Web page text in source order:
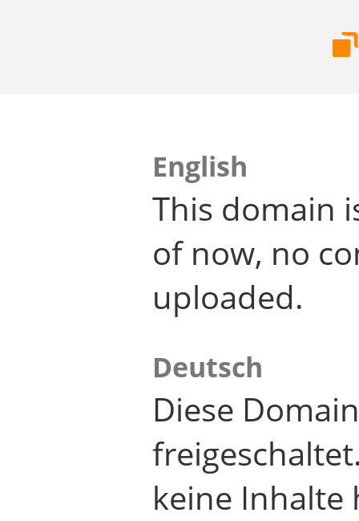
English
This domain
of now, no
uploaded.
Deutsch
Diese
keine Inhalte